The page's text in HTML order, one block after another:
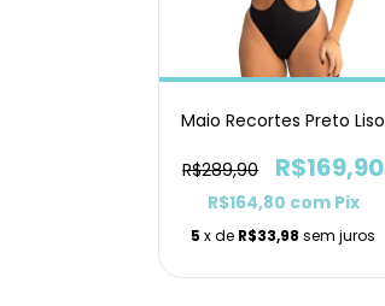
Maio Recortes Preto Liso
R$289,90 R$169,90
R$164,80 com Pix
5 x de R$33,98 sem juros